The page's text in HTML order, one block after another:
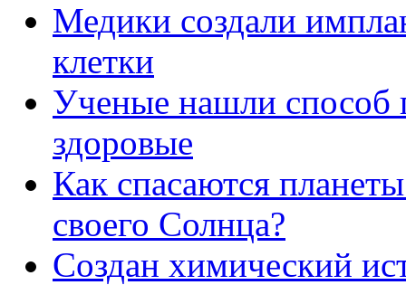
Медики создали
клетки
Ученые нашли способ
здоровые
Как спасаются
своего Солнца?
Создан химический